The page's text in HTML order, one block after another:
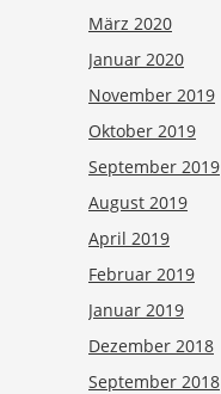
März 2020
Januar 2020
November 2019
Oktober 2019
September 2019
August 2019
April 2019
Februar 2019
Januar 2019
Dezember 2018
September 2018